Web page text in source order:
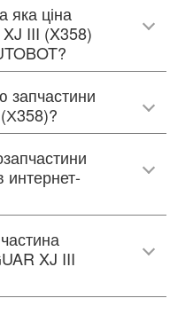
яка ціна
III (X358)
запчастини
интернет-
XJ III